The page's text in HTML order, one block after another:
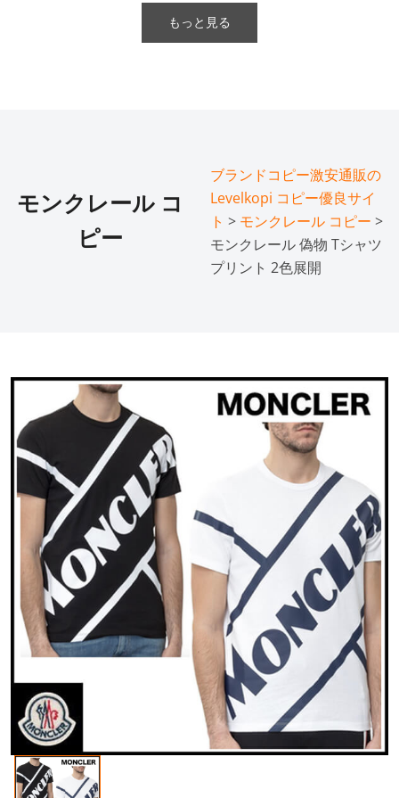
もっと見る
モンクレール コ
ピー
ブランドコピー激安通販の
Levelkopi コピー優良サイ
ト > モンクレール コピー >
モンクレール 偽物 Tシャツ
プリント 2色展開